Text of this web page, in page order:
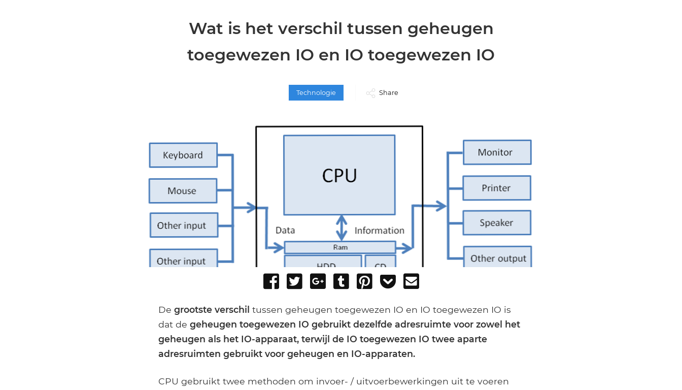
Wat is het verschil tussen geheugen
toegewezen IO en IO toegewezen IO
Technologie Share
Share
Facebook
Tweet
Share
Google+
Post
Tumblr
Pin
Add
Pocket
De grootste verschil tussen geheugen toegewezen IO en IO toegewezen IO is
dat de geheugen toegewezen IO gebruikt dezelfde adresruimte voor zowel het
geheugen als het IO-apparaat, terwijl de IO toegewezen IO twee aparte
adresruimten gebruikt voor geheugen en IO-apparaten.
CPU gebruikt twee methoden om invoer- / uitvoerbewerkingen uit te voeren